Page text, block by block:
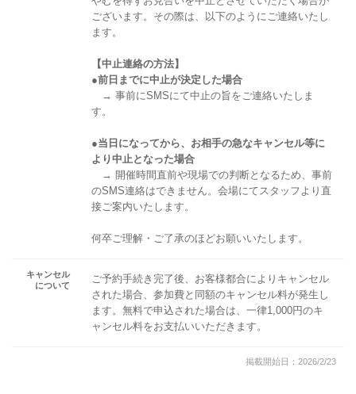
ございます。その際は、以下のようにご連絡いたし
ます。
【中止連絡の方法】
●前日までに中止が決定した場合
→ 事前にSMSにて中止の旨をご連絡いたしま
す。
●当日になってから、お相手の急なキャンセル等に
より中止となった場合
→ 開催時間直前や現場での判断となるため、事前
のSMS連絡はできません。会場にてスタッフより直
接ご案内いたします。
何卒ご理解・ご了承のほどお願いいたします。
キャンセル
について
ご予約手続き完了後、お客様都合によりキャンセル
された場合、参加費と同額のキャンセル料が発生し
ます。無料で申込された場合は、一律1,000円のキ
ャンセル料をお支払いいただきます。
掲載開始日：2026/2/23